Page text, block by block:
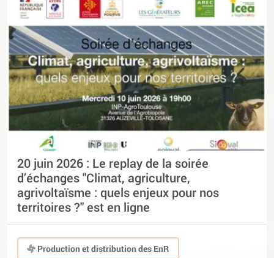
20 juin 2026 : Le replay de la soirée
d’échanges "Climat, agriculture,
agrivoltaïsme : quels enjeux pour nos
territoires ?" est en ligne
Production et distribution des EnR